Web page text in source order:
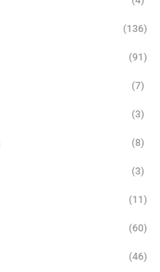
(136)
(91)
(7)
(3)
(8)
(3)
(11)
(60)
(46)